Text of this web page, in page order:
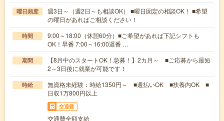
曜日頻度
週3日～（週2日～も相談OK） ■曜日固定の相談OK！ ■希望
の曜日があればご相談ください！
時間
9:00～18:00（休憩60分）■ご希望があれば下記シフトも
OK！早番 7:00～16:00遅番 …
期間
【8月中のスタートOK！急募！】2カ月～ ■ご応募から最短
2～3日後に就業が可能です！
時給
無資格未経験：時給1350円～ ■週払いOK ■扶養内OK ■
日収1万800円以上
交通費
交通費全額支給